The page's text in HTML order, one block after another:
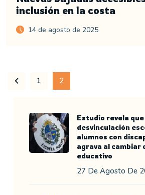
inclusión en la costa
14 de agosto de 2025
1 2
Estudio revela que
desvinculación
alumnos con
agrava al cambiar
educativo
27 De Agosto De